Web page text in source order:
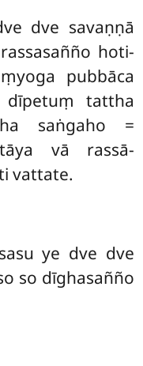
dve savaṇṇā
hoti-
pubbāca
dīpetuṃ tattha
saṅgaho =
vā rassā-
vattate.
ye dve dve
so dīghasañño